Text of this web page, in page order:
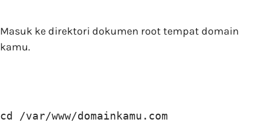
Masuk ke direktori dokumen root tempat domain
kamu.
cd /var/www/domainkamu.com